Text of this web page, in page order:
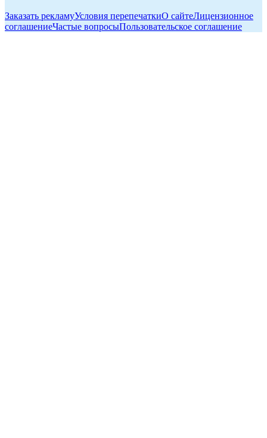
Заказать рекламуУсловия перепечаткиО сайтеЛицензионное
соглашениеЧастые вопросыПользовательское соглашение